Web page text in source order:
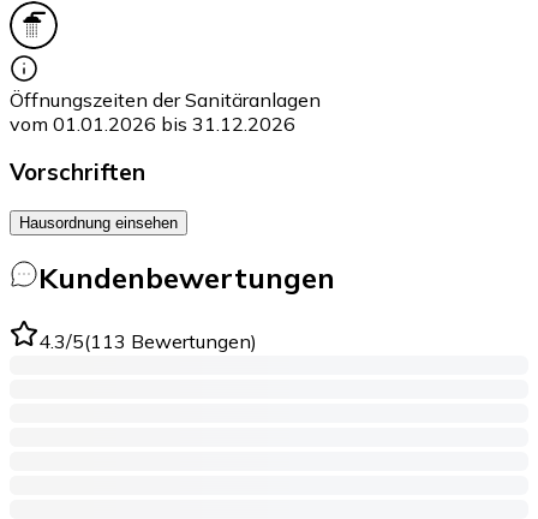
Öffnungszeiten der Sanitäranlagen
vom 01.01.2026 bis 31.12.2026
Vorschriften
Hausordnung einsehen
Kundenbewertungen
4.3/5(113 Bewertungen)